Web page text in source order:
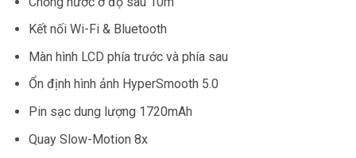
Kết nối Wi-Fi & Bluetooth
Màn hình LCD phía trước và phía sau
Ổn định hình ảnh HyperSmooth 5.0
Pin sạc dung lượng 1720mAh
Quay Slow-Motion 8x